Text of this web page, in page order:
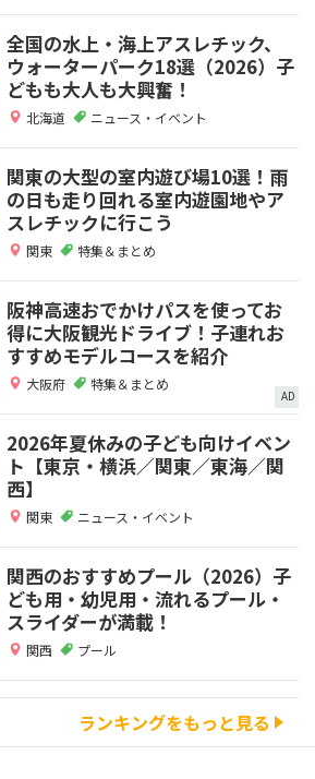
全国の水上・海上アスレチック、
ウォーターパーク18選（2026）子
どもも大人も大興奮！
北海道 ニュース・イベント
関東の大型の室内遊び場10選！雨
の日も走り回れる室内遊園地やア
スレチックに行こう
関東 特集＆まとめ
阪神高速おでかけパスを使ってお
得に大阪観光ドライブ！子連れお
すすめモデルコースを紹介
大阪府 特集＆まとめ
AD
2026年夏休みの子ども向けイベン
ト【東京・横浜／関東／東海／関
西】
関東 ニュース・イベント
関西のおすすめプール（2026）子
ども用・幼児用・流れるプール・
スライダーが満載！
関西 プール
ランキングをもっと見る